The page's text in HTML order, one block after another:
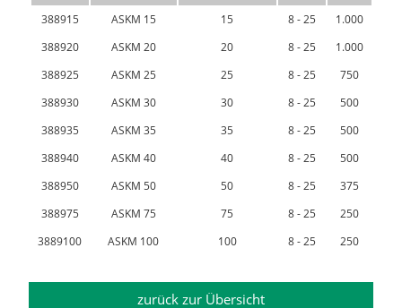
388915 ASKM 15 15 8 - 25
1.000
388920
ASKM 20 20 8 - 25
1.000
388925
ASKM 25 25 8 - 25
750
388930
ASKM 30 30 8 - 25
500
388935
ASKM 35 35 8 - 25
500
388940
ASKM 40 40 8 - 25
500
388950
ASKM 50 50 8 - 25
375
388975
ASKM 75 75 8 - 25
250
3889100
ASKM 100 100 8 - 25 250
zurück zur Übersicht